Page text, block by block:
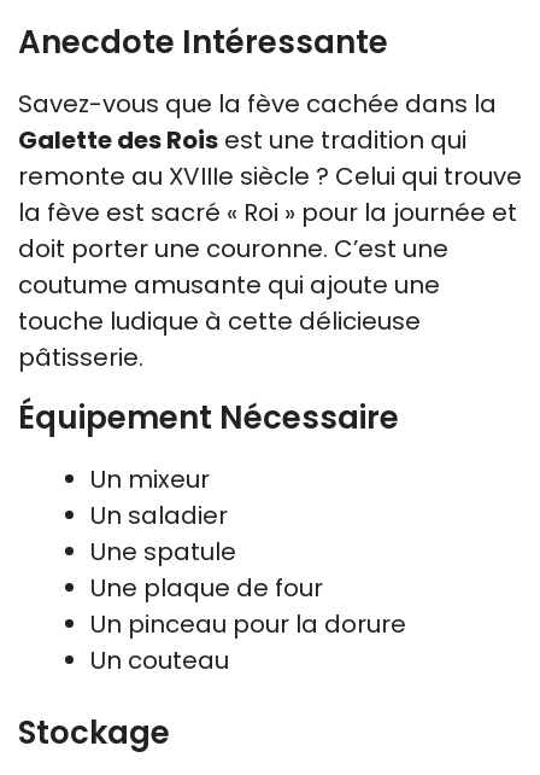
Anecdote Intéressante
Savez-vous que la fève cachée dans la
Galette des Rois est une tradition qui
remonte au XVIIIe siècle ? Celui qui trouve
la fève est sacré « Roi » pour la journée et
doit porter une couronne. C’est une
coutume amusante qui ajoute une
touche ludique à cette délicieuse
pâtisserie.
Équipement Nécessaire
Un mixeur
Un saladier
Une spatule
Une plaque de four
Un pinceau pour la dorure
Un couteau
Stockage